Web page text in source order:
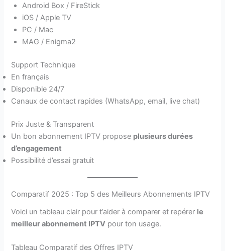
Android Box / FireStick
iOS / Apple TV
PC / Mac
MAG / Enigma2
Support Technique
En français
Disponible 24/7
Canaux de contact rapides (WhatsApp, email, live chat)
Prix Juste & Transparent
Un bon abonnement IPTV propose plusieurs durées
d’engagement
Possibilité d’essai gratuit
Comparatif 2025 : Top 5 des Meilleurs Abonnements IPTV
Voici un tableau clair pour t’aider à comparer et repérer le
meilleur abonnement IPTV pour ton usage.
Tableau Comparatif des Offres IPTV